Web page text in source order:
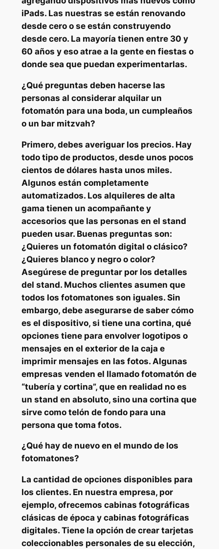
iPads. Las nuestras se están renovando
desde cero o se están construyendo
desde cero. La mayoría tienen entre 30 y
60 años y eso atrae a la gente en fiestas o
donde sea que puedan experimentarlas.
¿Qué preguntas deben hacerse las
personas al considerar alquilar un
fotomatón para una boda, un cumpleaños
o un bar mitzvah?
Primero, debes averiguar los precios. Hay
todo tipo de productos, desde unos pocos
cientos de dólares hasta unos miles.
Algunos están completamente
automatizados. Los alquileres de alta
gama tienen un acompañante y
accesorios que las personas en el stand
pueden usar. Buenas preguntas son:
¿Quieres un fotomatón digital o clásico?
¿Quieres blanco y negro o color?
Asegúrese de preguntar por los detalles
del stand. Muchos clientes asumen que
todos los fotomatones son iguales. Sin
embargo, debe asegurarse de saber cómo
es el dispositivo, si tiene una cortina, qué
opciones tiene para envolver logotipos o
mensajes en el exterior de la caja e
imprimir mensajes en las fotos. Algunas
empresas venden el llamado fotomatón de
“tubería y cortina”, que en realidad no es
un stand en absoluto, sino una cortina que
sirve como telón de fondo para una
persona que toma fotos.
¿Qué hay de nuevo en el mundo de los
fotomatones?
La cantidad de opciones disponibles para
los clientes. En nuestra empresa, por
ejemplo, ofrecemos cabinas fotográficas
clásicas de época y cabinas fotográficas
digitales. Tiene la opción de crear tarjetas
coleccionables personales de su elección,